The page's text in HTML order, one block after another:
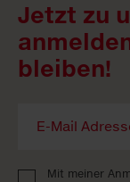
Jetzt zu
bleiben!
Mit meiner